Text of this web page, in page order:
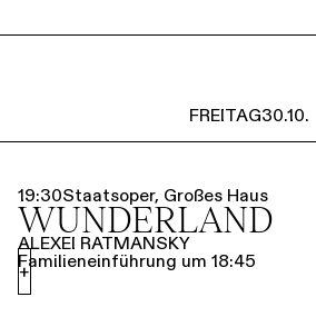
FREITAG30.10.
19:30Staatsoper, Großes Haus
WUNDERLAND
ALEXEI RATMANSKY
Familieneinführung um 18:45
+